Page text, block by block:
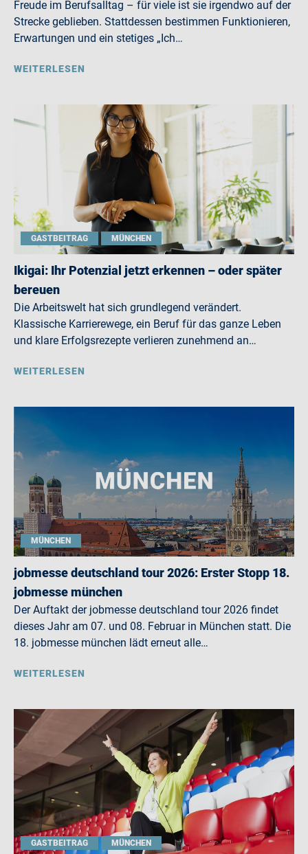
Freude im Berufsalltag – für viele ist sie irgendwo auf der
Strecke geblieben. Stattdessen bestimmen Funktionieren,
Erwartungen und ein stetiges „Ich…
WEITERLESEN
GASTBEITRAG MÜNCHEN
Ikigai: Ihr Potenzial jetzt erkennen – oder später
bereuen
Die Arbeitswelt hat sich grundlegend verändert.
Klassische Karrierewege, ein Beruf für das ganze Leben
und klare Erfolgsrezepte verlieren zunehmend an…
WEITERLESEN
MÜNCHEN
jobmesse deutschland tour 2026: Erster Stopp 18.
jobmesse münchen
Der Auftakt der jobmesse deutschland tour 2026 findet
dieses Jahr am 07. und 08. Februar in München statt. Die
18. jobmesse münchen lädt erneut alle…
WEITERLESEN
GASTBEITRAG MÜNCHEN